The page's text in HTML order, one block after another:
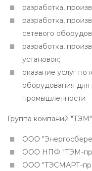
разработка,
разработка,
сетевого
разработка,
установок;
оказание услуг по
оборудования для
промышленности
Группа компаний
ООО
ООО НПФ "ТЭМ-
ООО "ТЭСМАРТ-